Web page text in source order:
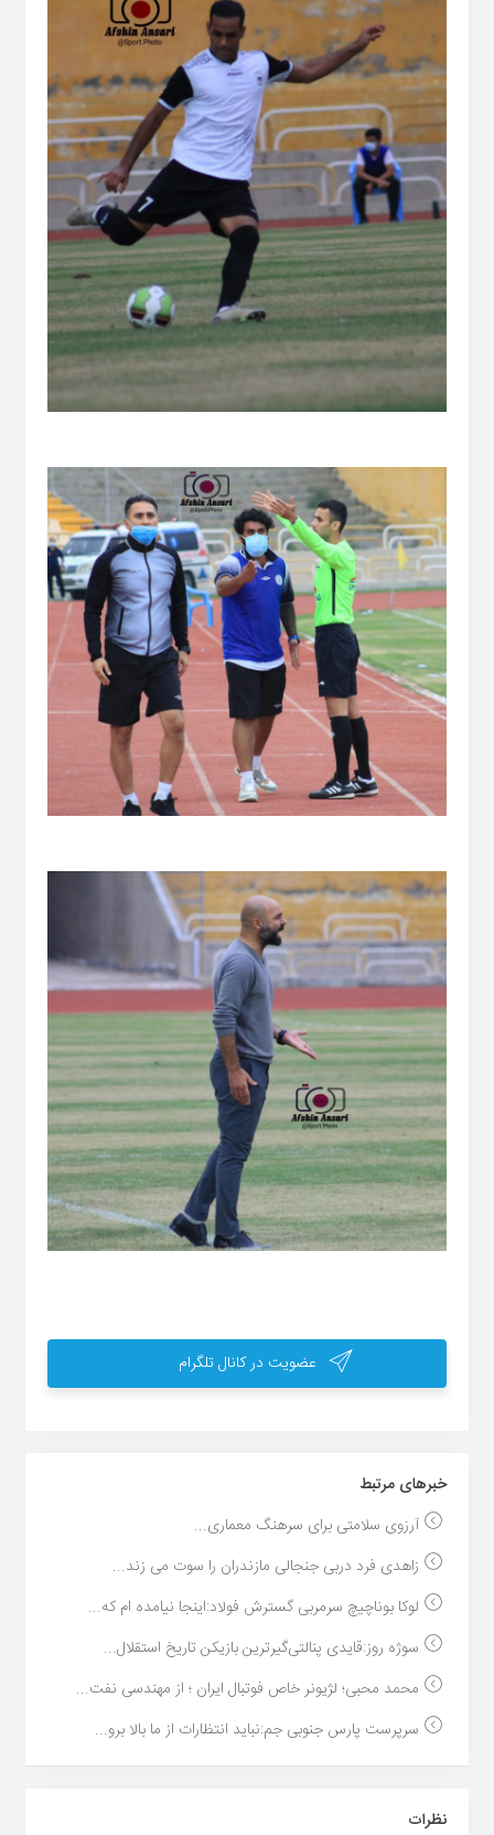
عضویت در کانال تلگرام
خبر‌های مرتبط
آرزوی سلامتی برای سرهنگ معماری...
زاهدی فرد دربی جنجالی مازندران را سوت می زند...
لوکا بوناچیچ سرمربی گسترش فولاد:اینجا نیامده ام که...
سوژه روز:قایدی پنالتی‌گیرترین بازیکن تاریخ استقلال...
محمد محبی؛ لژیونر خاص فوتبال ایران ؛ از مهندسی نفت...
سرپرست پارس جنوبی جم:نباید انتظارات از ما بالا برو...
نظرات